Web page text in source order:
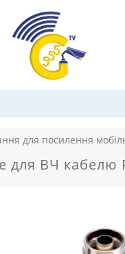
для посилення
для ВЧ кабелю